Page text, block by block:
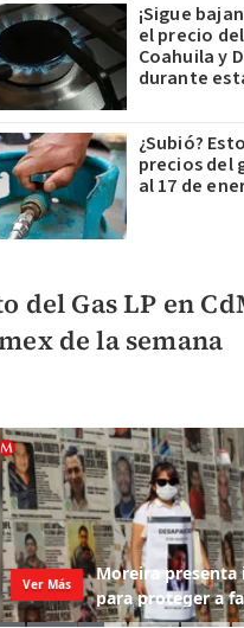
¡Sigue
el precio
Coahuila y
durante
¿Subió?
precios del
al 17 de
del Gas LP en
de la semana